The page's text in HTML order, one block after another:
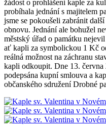
žádost o prohlášení kaple za
probíhala jednání s majitelem
jsme se pokoušeli zabránit
obnovu. Jednání ale bohužel
městský úřad o památku
ať kapli za symbolickou 1 Kč
reálná možnost na záchranu
kapli odkoupit. Dne 13.
podepsána kupní smlouva a
občanského sdružení Drobné